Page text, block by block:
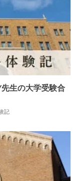
先生の大学受験合
記